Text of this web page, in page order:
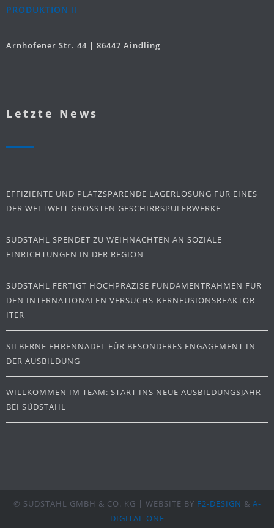
PRODUKTION II
Arnhofener Str. 44 | 86447 Aindling
Letzte News
EFFIZIENTE UND PLATZSPARENDE LAGERLÖSUNG FÜR EINES
DER WELTWEIT GRÖSSTEN GESCHIRRSPÜLERWERKE
SÜDSTAHL SPENDET ZU WEIHNACHTEN AN SOZIALE
EINRICHTUNGEN IN DER REGION
SÜDSTAHL FERTIGT HOCHPRÄZISE FUNDAMENTRAHMEN FÜR
DEN INTERNATIONALEN VERSUCHS-KERNFUSIONSREAKTOR
ITER
SILBERNE EHRENNADEL FÜR BESONDERES ENGAGEMENT IN
DER AUSBILDUNG
WILLKOMMEN IM TEAM: START INS NEUE AUSBILDUNGSJAHR
BEI SÜDSTAHL
© SÜDSTAHL GMBH & CO. KG | WEBSITE BY F2-DESIGN & A-
DIGITAL ONE